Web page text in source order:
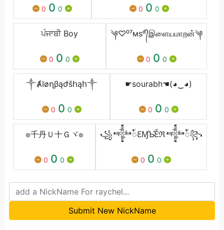
0 0 0 0 0 0
ਪੰਜਾਬੀ Boy
0 0 0
༆♡⁰⁷мѕᵈ᭄இளையமாறன்༆
0 0 0
༒ȺӀøղβąժšհąհ༒
0 0 0
☛sourabh☚(◕‿◕)
0 0 0
๏千丹Ｕ十Ｇヾ๏
0 0 0
꧁𒀱ꪳℇⱮꙶƄⷶℇⷨℜ𒀱ꪳ꧂
0 0 0
Submit New NickName